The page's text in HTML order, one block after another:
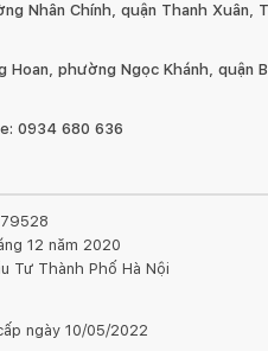
SẢN PHẨM
thiết kế gương gập là loại bàn
chiếc bàn liền khối về mặt
trên bạn có thể làm việc còn
những cuốn sách yêu thích của
gọn nhưng đầy đủ chức năng
Nhân Chính, quận Thanh Xuân,
Hoan, phường Ngọc Khánh, quận
0934 680 636
12 năm 2020
Tư Thành Phố Hà Nội
ngày 10/05/2022